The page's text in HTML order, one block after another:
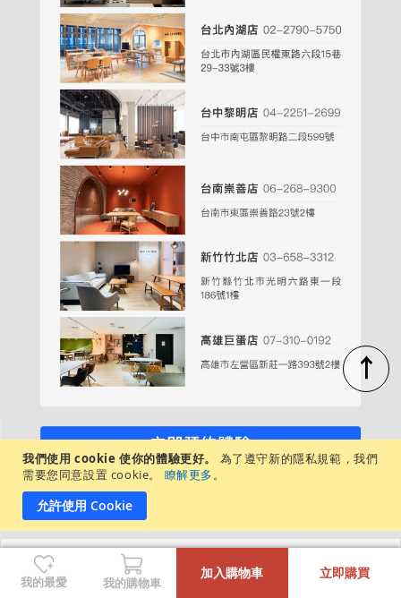
我們使用 cookie 使你的體驗更好。
為了遵守新的隱私規範，我們
需要您同意設置 cookie。
瞭解更多。
允許使用 Cookie
週一至週日，每日營業時間：11:00－20:00
各店展示商品不盡相同，建議先致電/私訊詢問
沙發/腳凳清潔
↑
我的最愛 我的購物車
加入購物車 立即購買
+
-